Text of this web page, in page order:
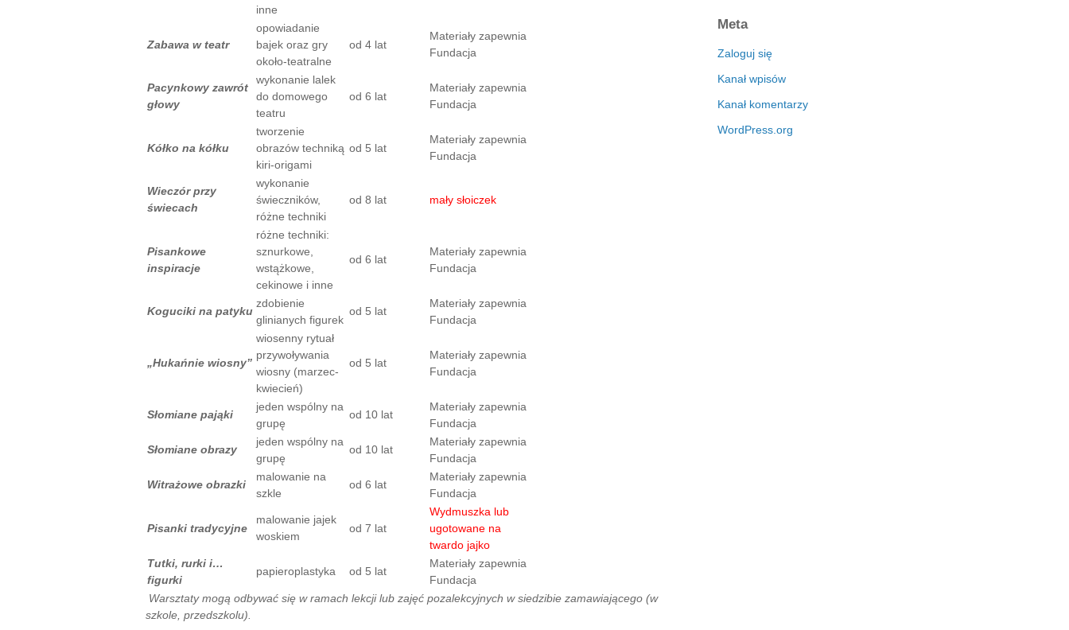
inne
Zabawa w teatr
opowiadanie
bajek oraz gry
około-teatralne
od 4 lat
Materiały zapewnia
Fundacja
Pacynkowy zawrót
głowy
wykonanie lalek
do domowego
teatru
od 6 lat
Materiały zapewnia
Fundacja
Kółko na kółku
tworzenie
obrazów techniką
kiri-origami
od 5 lat
Materiały zapewnia
Fundacja
Wieczór przy
świecach
wykonanie
świeczników,
różne techniki
od 8 lat mały słoiczek
Pisankowe
inspiracje
różne techniki:
sznurkowe,
wstążkowe,
cekinowe i inne
od 6 lat
Materiały zapewnia
Fundacja
Koguciki na patyku
zdobienie
glinianych figurek
od 5 lat
Materiały zapewnia
Fundacja
„Hukańnie wiosny”
wiosenny rytuał
przywoływania
wiosny (marzec-
kwiecień)
od 5 lat
Materiały zapewnia
Fundacja
Słomiane pająki
jeden wspólny na
grupę
od 10 lat
Materiały zapewnia
Fundacja
Słomiane obrazy
jeden wspólny na
grupę
od 10 lat
Materiały zapewnia
Fundacja
Witrażowe obrazki
malowanie na
szkle
od 6 lat
Materiały zapewnia
Fundacja
Pisanki tradycyjne
malowanie jajek
woskiem
od 7 lat
Wydmuszka lub
ugotowane na
twardo jajko
Tutki, rurki i…
figurki
papieroplastyka od 5 lat
Materiały zapewnia
Fundacja
Warsztaty mogą odbywać się w ramach lekcji lub zajęć pozalekcyjnych w siedzibie zamawiającego (w
szkole, przedszkolu).
Meta
Zaloguj się
Kanał wpisów
Kanał komentarzy
WordPress.org